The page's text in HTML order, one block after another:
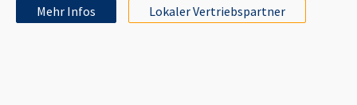
Mehr Infos Lokaler Vertriebspartner